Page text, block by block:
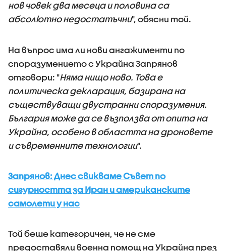
нов човек два месеца и половина са
абсолютно недостатъчни", обясни той.
На въпрос има ли нови ангажименти по
споразумението с Украйна Запрянов
отговори: "Няма нищо ново. Това е
политическа декларация, базирана на
съществуващи двустранни споразумения.
България може да се възползва от опита на
Украйна, особено в областта на дроновете
и съвременните технологии".
Запрянов: Днес свикваме Съвет по
сигурността за Иран и американските
самолети у нас
Той беше категоричен, че не сме
предоставяли военна помощ на Украйна през